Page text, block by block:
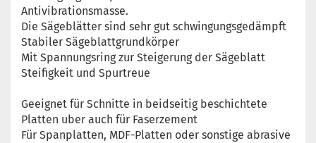
Antivibrationsmasse.
Die Sägeblätter sind sehr gut schwingungsgedämpft
Stabiler Sägeblattgrundkörper
Mit Spannungsring zur Steigerung der Sägeblatt
Steifigkeit und Spurtreue
Geeignet für Schnitte in beidseitig beschichtete
Platten uber auch für Faserzement
Für Spanplatten, MDF-Platten oder sonstige abrasive